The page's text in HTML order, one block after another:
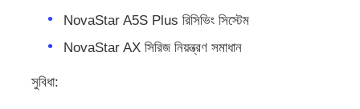
NovaStar A5S Plus রিসিভিং সিস্টেম
NovaStar AX সিরিজ নিয়ন্ত্রণ সমাধান
সুবিধা: